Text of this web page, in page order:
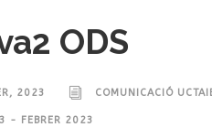
ODS
2023 COMUNICACIÓ
- FEBRER 2023